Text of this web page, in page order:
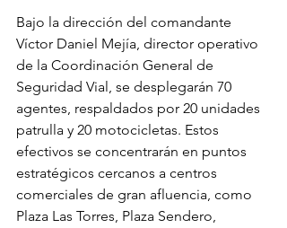
Bajo la dirección del comandante
Víctor Daniel Mejía, director operativo
de la Coordinación General de
Seguridad Vial, se desplegarán 70
agentes, respaldados por 20 unidades
patrulla y 20 motocicletas. Estos
efectivos se concentrarán en puntos
estratégicos cercanos a centros
comerciales de gran afluencia, como
Plaza Las Torres, Plaza Sendero,